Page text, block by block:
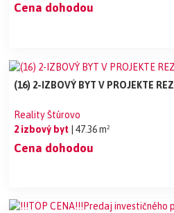
Cena dohodou
(16) 2-IZBOVÝ BYT V PROJEKTE
Reality Štúrovo
2 izbový byt | 47.36 m²
Cena dohodou